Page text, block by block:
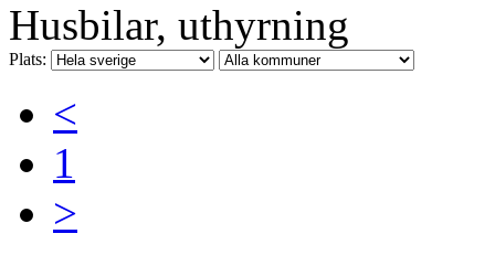
Husbilar, uthyrning
Plats:
<
1
>